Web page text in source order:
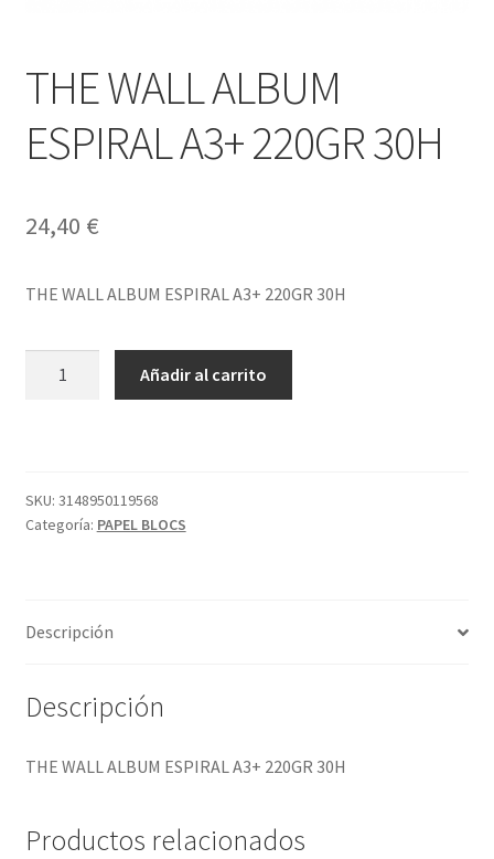
THE WALL ALBUM
ESPIRAL A3+ 220GR 30H
24,40 €
THE WALL ALBUM ESPIRAL A3+ 220GR 30H
220GR
30H
Añadir al carrito
SKU: 3148950119568
Categoría: PAPEL BLOCS
Descripción
Descripción
THE WALL ALBUM ESPIRAL A3+ 220GR 30H
Productos relacionados